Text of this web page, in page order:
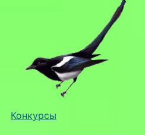
Конкурсы